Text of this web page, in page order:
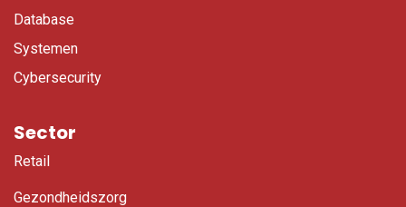
Database
Systemen
Cybersecurity
Sector
Retail
Gezondheidszorg